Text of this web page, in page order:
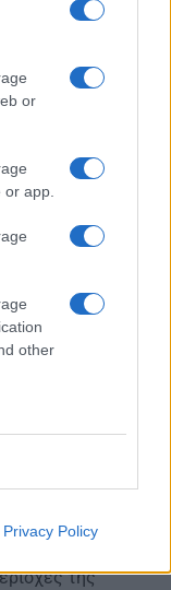
or
app.
other
Privacy Policy
πολίτες και
ανάγκες.
του
θα αποδοθούν
μεγαλύτερη
στέγη.
έτσι με
κατοικίας,
πρώτα
της